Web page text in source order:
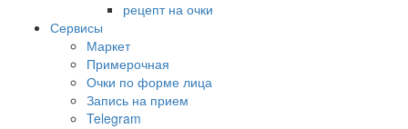
рецепт на очки
Сервисы
Маркет
Примерочная
Очки по форме лица
Запись на прием
Telegram